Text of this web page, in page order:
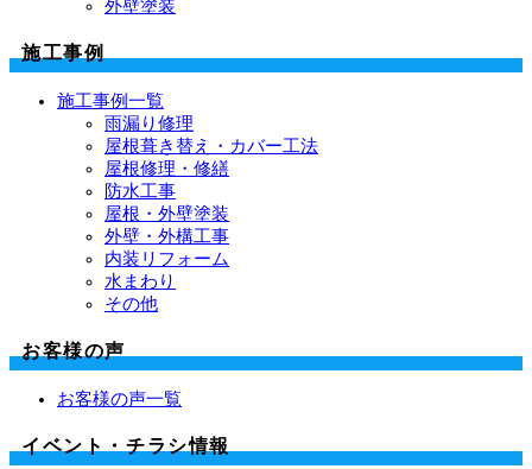
外壁塗装
施工事例
施工事例一覧
雨漏り修理
屋根葺き替え・カバー工法
屋根修理・修繕
防水工事
屋根・外壁塗装
外壁・外構工事
内装リフォーム
水まわり
その他
お客様の声
お客様の声一覧
イベント・チラシ情報